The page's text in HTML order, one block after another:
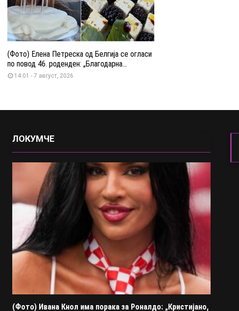
(Фото) Елена Петреска од Белгија се огласи
по повод 46. роденден: „Благодарна...
14:01 - 7 август, 2026
ЛОКУМЧЕ
(Фото) Ивана Кнол има порака за Роналдо: „Кристијано,